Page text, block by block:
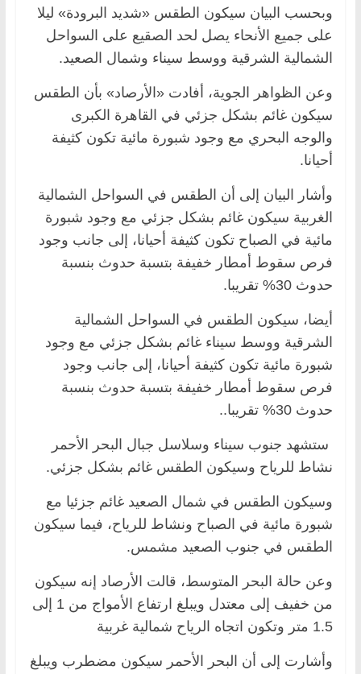
وبحسب البيان سيكون الطقس «شديد البرودة» ليلا
على جميع الأنحاء يصل لحد الصقيع على السواحل
الشمالية الشرقية ووسط سيناء وشمال الصعيد.
وعن الظواهر الجوية، أفادت «الأرصاد» بأن الطقس
سيكون غائم بشكل جزئي في القاهرة الكبرى
والوجه البحري مع وجود شبورة مائية تكون كثيفة
أحيانا.
وأشار البيان إلى أن الطقس في السواحل الشمالية
الغربية سيكون غائم بشكل جزئي مع وجود شبورة
مائية في الصباح تكون كثيفة أحيانا، إلى جانب وجود
فرص سقوط أمطار خفيفة بتسبة حدوث بنسبة
حدوث 30% تقريبا.
أيضا، سيكون الطقس في السواحل الشمالية
الشرقية ووسط سيناء غائم بشكل جزئي مع وجود
شبورة مائية تكون كثيفة أحيانا، إلى جانب وجود
فرص سقوط أمطار خفيفة بتسبة حدوث بنسبة
حدوث 30% تقريبا..
ستشهد جنوب سيناء وسلاسل جبال البحر الأحمر
نشاط للرياح وسيكون الطقس غائم بشكل جزئي.
وسيكون الطقس في شمال الصعيد غائم جزئيا مع
شبورة مائية في الصباح ونشاط للرياح، فيما سيكون
الطقس في جنوب الصعيد مشمس.
وعن حالة البحر المتوسط، قالت الأرصاد إنه سيكون
من خفيف إلى معتدل ويبلغ ارتفاع الأمواج من 1 إلى
1.5 متر وتكون اتجاه الرياح شمالية غربية
وأشارت إلى أن البحر الأحمر سيكون مضطرب ويبلغ